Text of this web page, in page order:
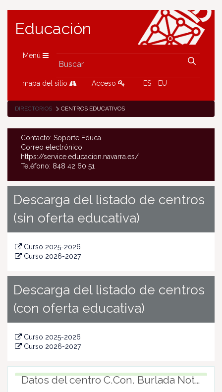
Educación
Menú
mapa del sitio Acceso ES EU
DIRECTORIOS CENTROS EDUCATIVOS
Contacto: Soporte Educa
Correo electrónico:
https://service.educacion.navarra.es/
Teléfono: 848 42 60 51
Descarga del listado de centros
(sin oferta educativa)
Curso 2025-2026
Curso 2026-2027
Descarga del listado de centros
(con oferta educativa)
Curso 2025-2026
Curso 2026-2027
Su petición ha terminado con éxito.
Datos del centro C.Con. Burlada Notre Dame (Burlada / Burlata)